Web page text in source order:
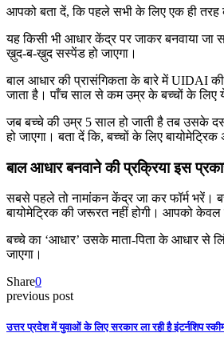
आपको बता दें, कि पहले सभी के लिए एक ही
यह किसी भी आधार केंद्र पर जाकर बनवाया जा
ख़ुद-ब-ख़ुद सस्पेंड हो जाएगा।
बाल आधार की प्रासंगिकता के बारे में UIDAI
जाता है। पाँच साल से कम उम्र के बच्चों के लिए ये
जब बच्चे की उम्र 5 साल हो जाती है तब उसके
हो जाएगा। बता दें कि, बच्चों के लिए
बाल आधार बनवाने की प्रक्रिया इस
सबसे पहले तो नामांकन केंद्र जा कर फॉर्म भरें।
बायोमेट्रिक की जरूरत नहीं होगी। आपको केवल
बच्चे का ‘आधार’ उसके माता-पिता के आधार से
जाएगा।
Share0
previous post
उत्तर प्रदेश में युवाओं के लिए सरकार ला रही है इंटर्नशिप